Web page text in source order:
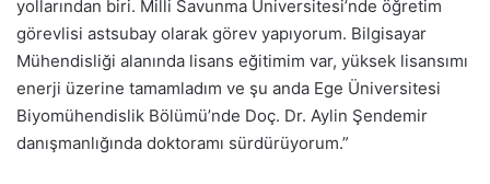
yollarından biri. Milli Savunma Üniversitesi’nde öğretim
görevlisi astsubay olarak görev yapıyorum. Bilgisayar
Mühendisliği alanında lisans eğitimim var, yüksek lisansımı
enerji üzerine tamamladım ve şu anda Ege Üniversitesi
Biyomühendislik Bölümü’nde Doç. Dr. Aylin Şendemir
danışmanlığında doktoramı sürdürüyorum.”